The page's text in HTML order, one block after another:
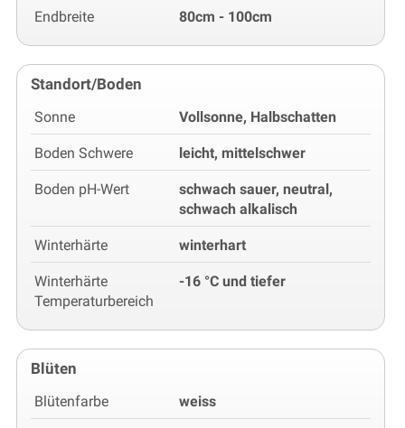
Endbreite 80cm - 100cm
Standort/Boden
Sonne Vollsonne, Halbschatten
Boden Schwere leicht, mittelschwer
Boden pH-Wert
schwach sauer, neutral,
schwach alkalisch
Winterhärte winterhart
Winterhärte
Temperaturbereich
-16 °C und tiefer
Blüten
Blütenfarbe weiss